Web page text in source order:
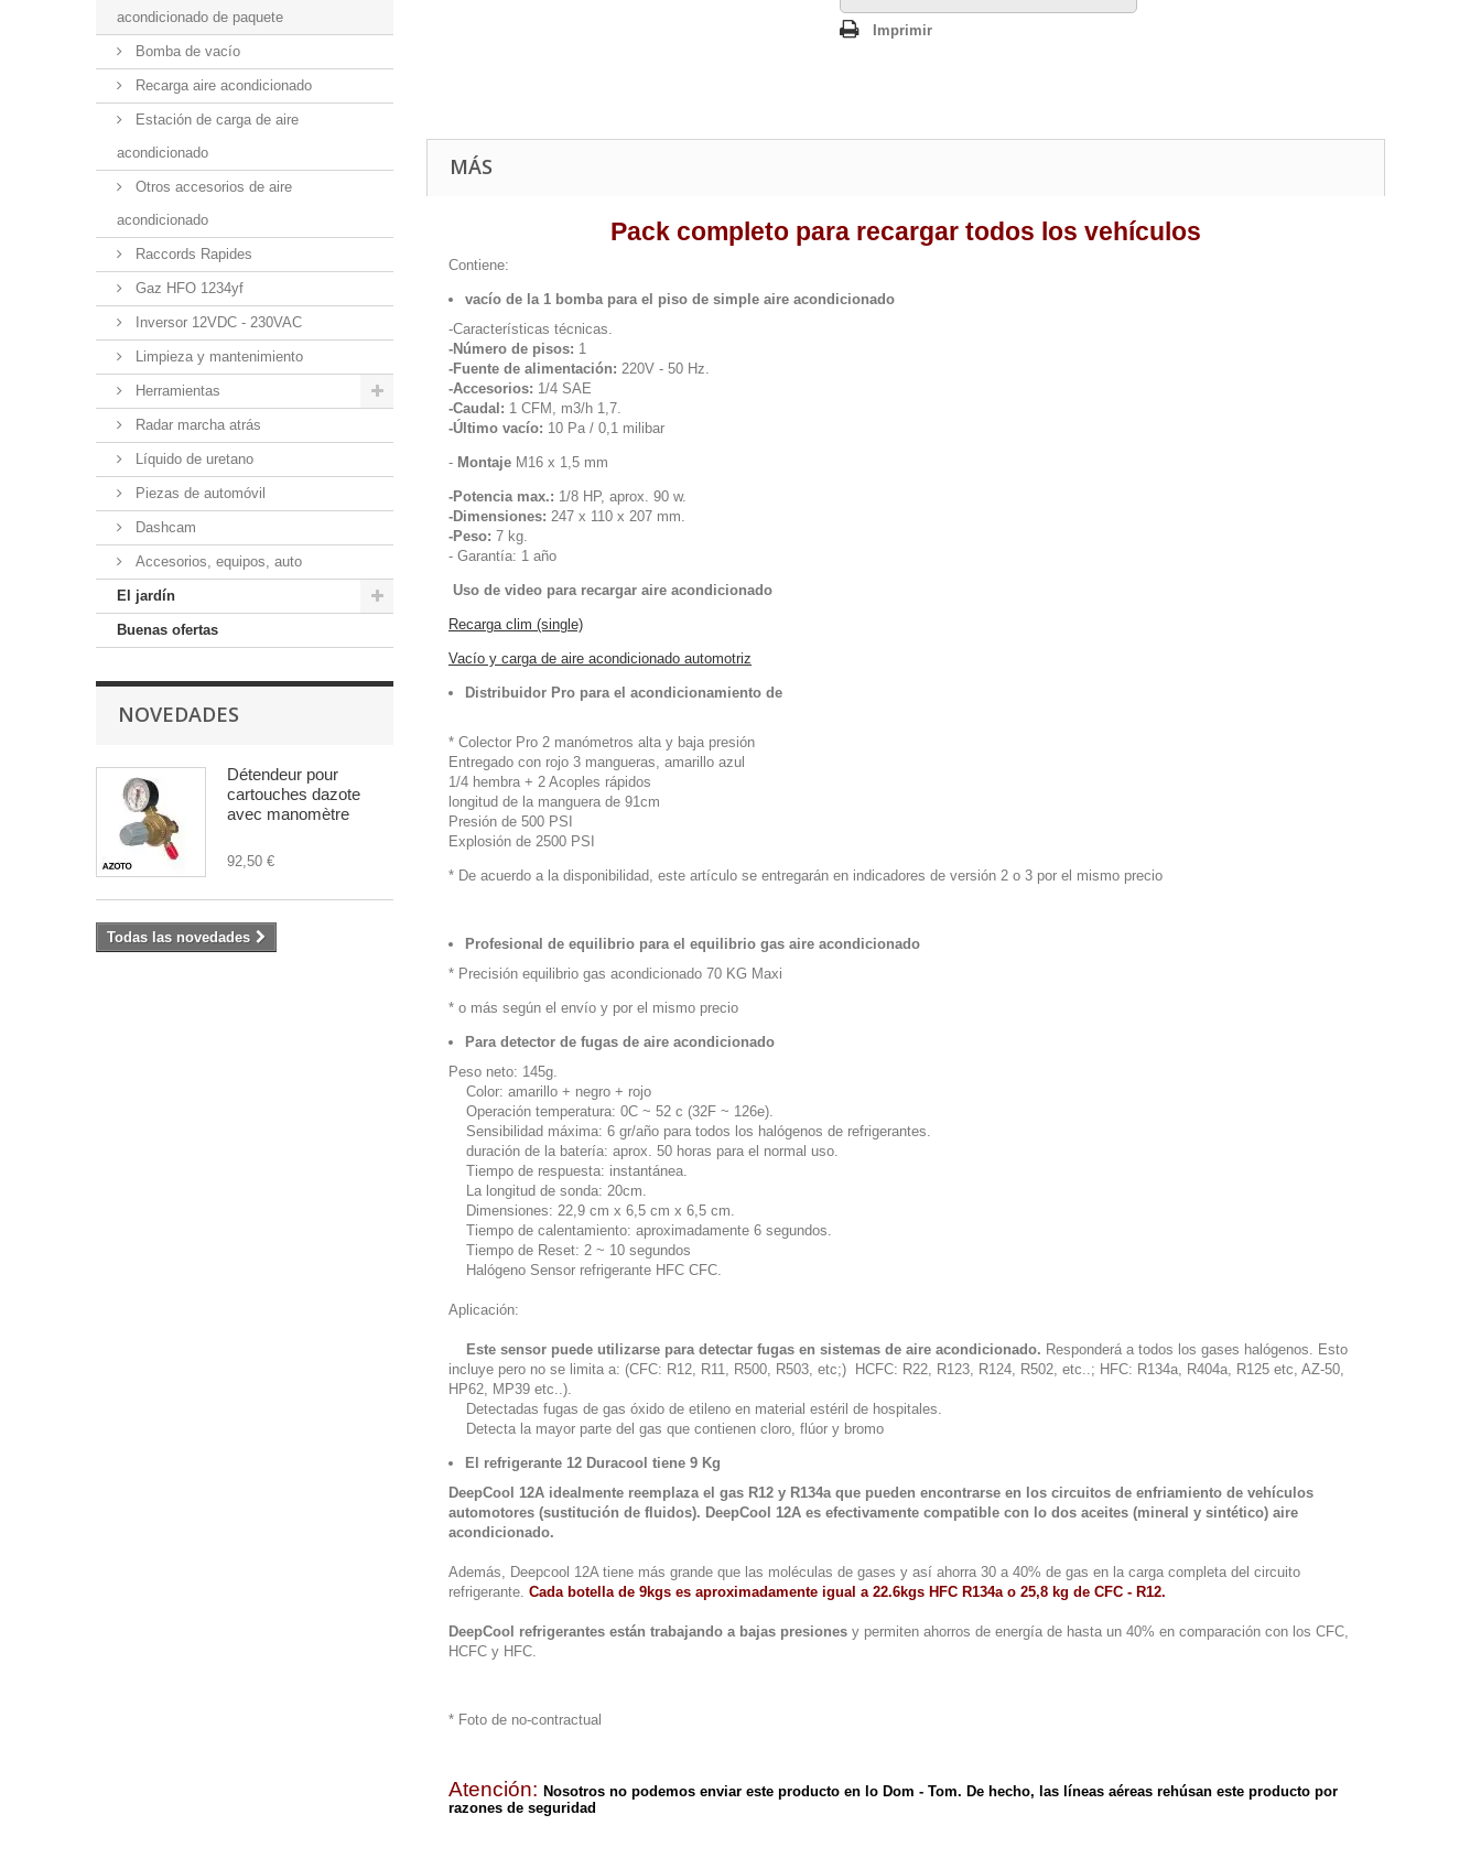
acondicionado de paquete
Bomba de vacío
Recarga aire acondicionado
Estación de carga de aire
acondicionado
Otros accesorios de aire
acondicionado
Raccords Rapides
Gaz HFO 1234yf
Inversor 12VDC - 230VAC
Limpieza y mantenimiento
Herramientas
Radar marcha atrás
Líquido de uretano
Piezas de automóvil
Dashcam
Accesorios, equipos, auto
El jardín
Buenas ofertas
NOVEDADES
Détendeur pour
cartouches dazote
avec manomètre
92,50 €
Todas las novedades
Imprimir
MÁS
Pack completo para recargar todos los vehículos
Contiene:
vacío de la 1 bomba para el piso de simple aire acondicionado
-Características técnicas.
-Número de pisos: 1
-Fuente de alimentación: 220V - 50 Hz.
-Accesorios: 1/4 SAE
-Caudal: 1 CFM, m3/h 1,7.
-Último vacío: 10 Pa / 0,1 milibar
- Montaje M16 x 1,5 mm
-Potencia max.: 1/8 HP, aprox. 90 w.
-Dimensiones: 247 x 110 x 207 mm.
-Peso: 7 kg.
- Garantía: 1 año
Uso de video para recargar aire acondicionado
Recarga clim (single)
Vacío y carga de aire acondicionado automotriz
Distribuidor Pro para el acondicionamiento de
* Colector Pro 2 manómetros alta y baja presión
Entregado con rojo 3 mangueras, amarillo azul
1/4 hembra + 2 Acoples rápidos
longitud de la manguera de 91cm
Presión de 500 PSI
Explosión de 2500 PSI
* De acuerdo a la disponibilidad, este artículo se entregarán en indicadores de versión 2 o 3 por el mismo precio
Profesional de equilibrio para el equilibrio gas aire acondicionado
* Precisión equilibrio gas acondicionado 70 KG Maxi
* o más según el envío y por el mismo precio
Para detector de fugas de aire acondicionado
Peso neto: 145g.
Color: amarillo + negro + rojo
Operación temperatura: 0C ~ 52 c (32F ~ 126e).
Sensibilidad máxima: 6 gr/año para todos los halógenos de refrigerantes.
duración de la batería: aprox. 50 horas para el normal uso.
Tiempo de respuesta: instantánea.
La longitud de sonda: 20cm.
Dimensiones: 22,9 cm x 6,5 cm x 6,5 cm.
Tiempo de calentamiento: aproximadamente 6 segundos.
Tiempo de Reset: 2 ~ 10 segundos
Halógeno Sensor refrigerante HFC CFC.
Aplicación:
Este sensor puede utilizarse para detectar fugas en sistemas de aire acondicionado. Responderá a todos los gases halógenos. Esto
incluye pero no se limita a: (CFC: R12, R11, R500, R503, etc;) HCFC: R22, R123, R124, R502, etc..; HFC: R134a, R404a, R125 etc, AZ-50,
HP62, MP39 etc..).
Detectadas fugas de gas óxido de etileno en material estéril de hospitales.
Detecta la mayor parte del gas que contienen cloro, flúor y bromo
El refrigerante 12 Duracool tiene 9 Kg
DeepCool 12A idealmente reemplaza el gas R12 y R134a que pueden encontrarse en los circuitos de enfriamiento de vehículos
automotores (sustitución de fluidos). DeepCool 12A es efectivamente compatible con lo dos aceites (mineral y sintético) aire
acondicionado.
Además, Deepcool 12A tiene más grande que las moléculas de gases y así ahorra 30 a 40% de gas en la carga completa del circuito
refrigerante. Cada botella de 9kgs es aproximadamente igual a 22.6kgs HFC R134a o 25,8 kg de CFC - R12.
DeepCool refrigerantes están trabajando a bajas presiones y permiten ahorros de energía de hasta un 40% en comparación con los CFC,
HCFC y HFC.
* Foto de no-contractual
Atención: Nosotros no podemos enviar este producto en lo Dom - Tom. De hecho, las líneas aéreas rehúsan este producto por
razones de seguridad